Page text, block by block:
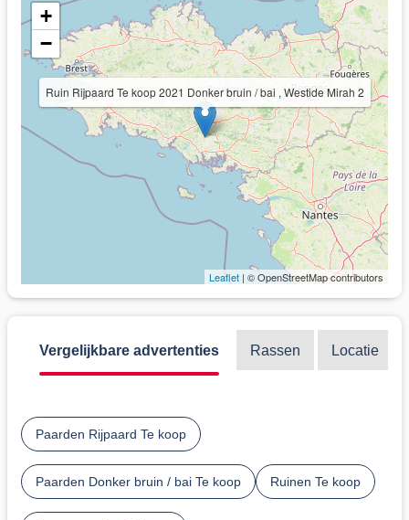
Ruin Rijpaard Te koop 2021 Donker bruin / bai , Westide Mirah 2
+
−
Leaflet | © OpenStreetMap contributors
Vergelijkbare advertenties Rassen Locatie
Paarden Rijpaard Te koop
Paarden Donker bruin / bai Te koop Ruinen Te koop